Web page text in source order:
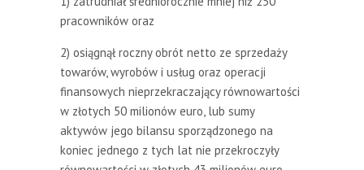
pracowników oraz
2) osiągnął roczny obrót netto ze sprzedaży
towarów, wyrobów i usług oraz operacji
finansowych nieprzekraczający równowartości
w złotych 50 milionów euro, lub sumy
aktywów jego bilansu sporządzonego na
koniec jednego z tych lat nie przekroczyły